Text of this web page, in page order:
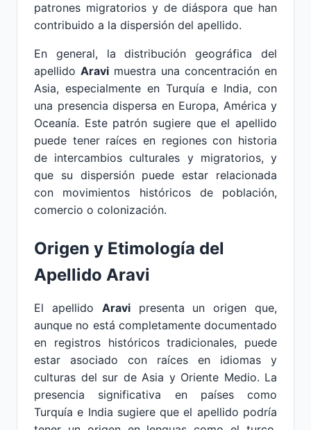
patrones migratorios y de diáspora que han
contribuido a la dispersión del apellido.
En general, la distribución geográfica del
apellido Aravi muestra una concentración en
Asia, especialmente en Turquía e India, con
una presencia dispersa en Europa, América y
Oceanía. Este patrón sugiere que el apellido
puede tener raíces en regiones con historia
de intercambios culturales y migratorios, y
que su dispersión puede estar relacionada
con movimientos históricos de población,
comercio o colonización.
Origen y Etimología del
Apellido Aravi
El apellido Aravipresenta un origen que,
aunque no está completamente documentado
en registros históricos tradicionales, puede
estar asociado con raíces en idiomas y
culturas del sur de Asia y Oriente Medio. La
presencia significativa en países como
Turquía e India sugiere que el apellido podría